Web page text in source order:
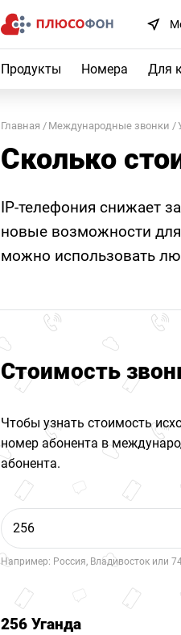
Продукты Номера Для
Главная Международные звонки
Сколько
IP-телефония снижает
новые возможности
можно использовать
Стоимость
Чтобы узнать стоимость
номер абонента в
абонента.
Например: Россия, Владивосток или
256 Уганда